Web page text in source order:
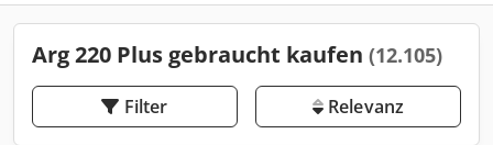
Arg 220 Plus gebraucht kaufen (12.105)
Filter Relevanz